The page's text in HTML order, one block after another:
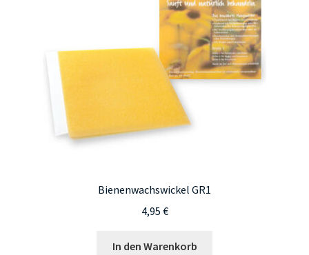
Bienenwachswickel GR1
4,95 €
In den Warenkorb